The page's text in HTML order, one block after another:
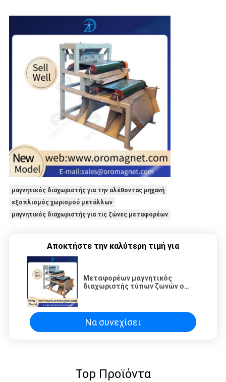
μαγνητικός διαχωριστής για την αλέθοντας μηχανή
εξοπλισμός χωρισμού μετάλλων
μαγνητικός διαχωριστής για τις ζώνες μεταφορέων
Αποκτήστε την καλύτερη τιμή για
Μεταφορέων μαγνητικός
διαχωριστής τύπων ζωνών ο
στρώνει με άμμο ή πλαστικά
μόρια αποδοτικά
Να συνεχίσει
Top Προϊόντα